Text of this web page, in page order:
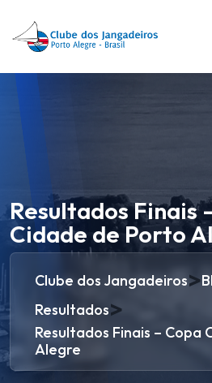
Resultados Finais
Cidade de Porto
Clube dos Jangadeiros>
Resultados>
Resultados Finais – Copa
Alegre